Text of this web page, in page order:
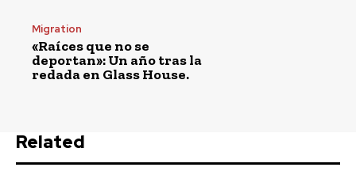
Migration
«Raíces que no se
deportan»: Un año tras la
redada en Glass House.
Related